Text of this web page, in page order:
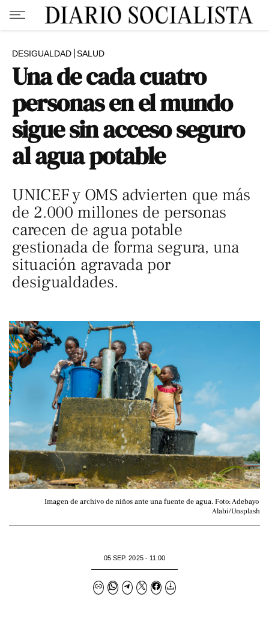
DESIGUALDAD SALUD
Una de cada cuatro
personas en el mundo
sigue sin acceso seguro
al agua potable
UNICEF y OMS advierten que más
de 2.000 millones de personas
carecen de agua potable
gestionada de forma segura, una
situación agravada por
desigualdades.
Imagen de archivo de niños ante una fuente de agua. Foto: Adebayo
Alabi/Unsplash
05 SEP. 2025 - 11:00